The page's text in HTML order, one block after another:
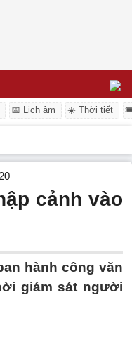
📅 Lịch âm ☀️ Thời tiết
cảnh vào
hành công văn
giám sát người